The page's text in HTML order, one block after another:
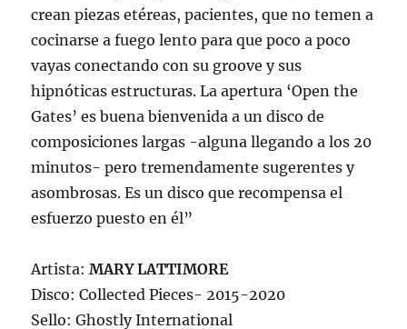
crean piezas etéreas, pacientes, que no temen a
cocinarse a fuego lento para que poco a poco
vayas conectando con su groove y sus
hipnóticas estructuras. La apertura ‘Open the
Gates’ es buena bienvenida a un disco de
composiciones largas -alguna llegando a los 20
minutos- pero tremendamente sugerentes y
asombrosas. Es un disco que recompensa el
esfuerzo puesto en él”
Artista:MARY LATTIMORE
Disco: Collected Pieces- 2015-2020
Sello: Ghostly International